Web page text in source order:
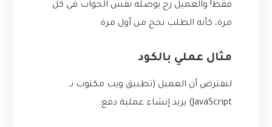
فقط! والعميل رح يوصله نفس الجواب في كل
مرة، كأنه الطلب نجح من أول مرة.
مثال عملي بالكود
لنفترض أن العميل (تطبيق ويب مكتوب بـ
JavaScript) يريد إنشاء عملية دفع: